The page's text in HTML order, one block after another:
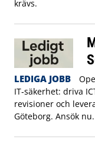
krävs.
LEDIGA JOBB
IT‑säkerhet: driva
revisioner och
Göteborg. Ansök nu.